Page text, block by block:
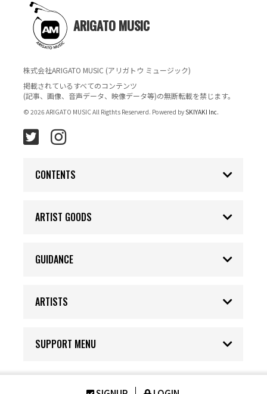
ARIGATO MUSIC
株式会社ARIGATO MUSIC (アリガトウ ミュージック)
掲載されているすべてのコンテンツ
(記事、画像、音声データ、映像データ等)の無断転載を禁じます。
© 2026 ARIGATO MUSIC All Rigthts Reserverd. Powered by SKIYAKI Inc.
CONTENTS
ARTIST GOODS
GUIDANCE
ARTISTS
SUPPORT MENU